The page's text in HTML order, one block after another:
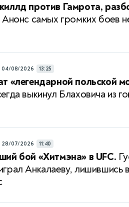
против Гамрота,
Анонс самых громких боев
04/08/2026 13:25
«легендарной польской
выкинул Блаховича из
28/07/2026 11:40
бой «Хитмэна» в UFC.
Анкалаеву, лишившись